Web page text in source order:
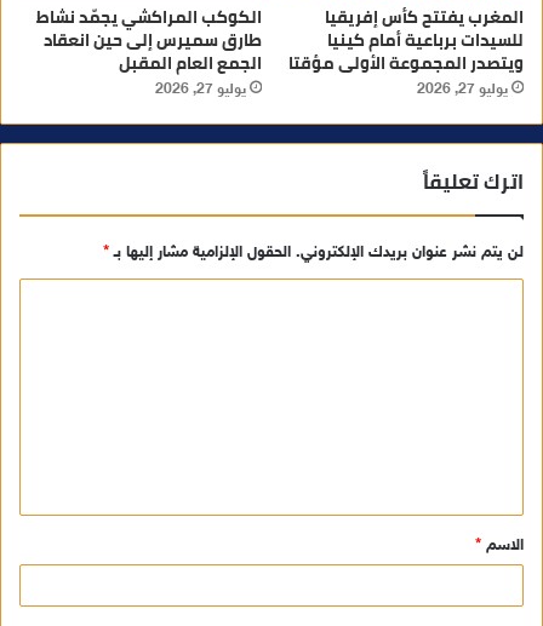
المغرب يفتتح كأس إفريقيا
للسيدات برباعية أمام كينيا
ويتصدر المجموعة الأولى مؤقتا
يوليو 27, 2026
الكوكب المراكشي يجمّد نشاط
طارق سميرس إلى حين انعقاد
الجمع العام المقبل
يوليو 27, 2026
اترك تعليقاً
لن يتم نشر عنوان بريدك الإلكتروني. الحقول الإلزامية مشار إليها بـ*
ق
*
الاسم *